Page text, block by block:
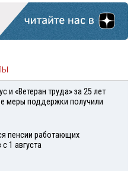
и «Ветеран труда» за 25 лет
меры поддержки получили
пенсии работающих
1 августа